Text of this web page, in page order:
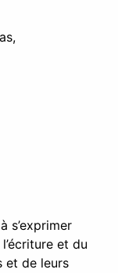
s’exprimer
et du
et de leurs